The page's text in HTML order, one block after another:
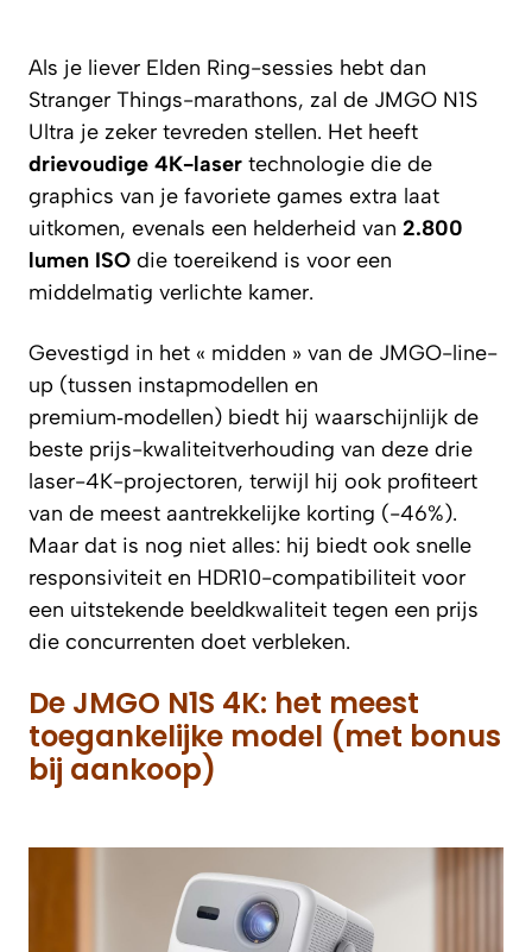
Als je liever Elden Ring-sessies hebt dan
Stranger Things-marathons, zal de JMGO N1S
Ultra je zeker tevreden stellen. Het heeft
drievoudige 4K-laser technologie die de
graphics van je favoriete games extra laat
uitkomen, evenals een helderheid van 2.800
lumen ISO die toereikend is voor een
middelmatig verlichte kamer.
Gevestigd in het « midden » van de JMGO-line-
up (tussen instapmodellen en
premium‑modellen) biedt hij waarschijnlijk de
beste prijs-kwaliteitverhouding van deze drie
laser-4K-projectoren, terwijl hij ook profiteert
van de meest aantrekkelijke korting (-46%).
Maar dat is nog niet alles: hij biedt ook snelle
responsiviteit en HDR10-compatibiliteit voor
een uitstekende beeldkwaliteit tegen een prijs
die concurrenten doet verbleken.
De JMGO N1S 4K: het meest
toegankelijke model (met bonus
bij aankoop)